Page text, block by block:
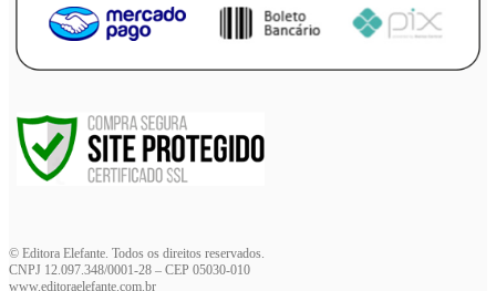
© Editora Elefante. Todos os direitos reservados.
CNPJ 12.097.348/0001-28 – CEP 05030-010
www.editoraelefante.com.br